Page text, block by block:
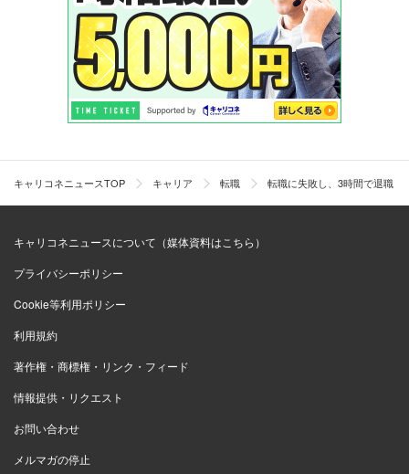
キャリコネニュースTOP キャリア 転職 転職に失敗し、3時間で退職
キャリコネニュースについて（媒体資料はこちら）
プライバシーポリシー
Cookie等利用ポリシー
利用規約
著作権・商標権・リンク・フィード
情報提供・リクエスト
お問い合わせ
メルマガの停止